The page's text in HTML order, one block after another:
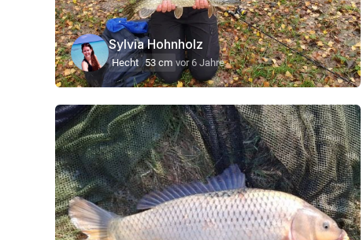
Sylvia Hohnholz
Hecht 53 cm vor 6 Jahre